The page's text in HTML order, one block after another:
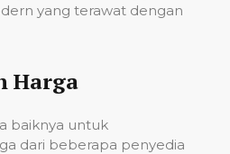
yang terawat dengan
Harga
baiknya untuk
dari beberapa penyedia